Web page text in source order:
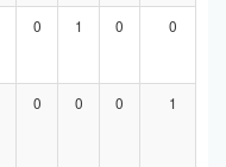
0 1 0 0
0 0 0 1